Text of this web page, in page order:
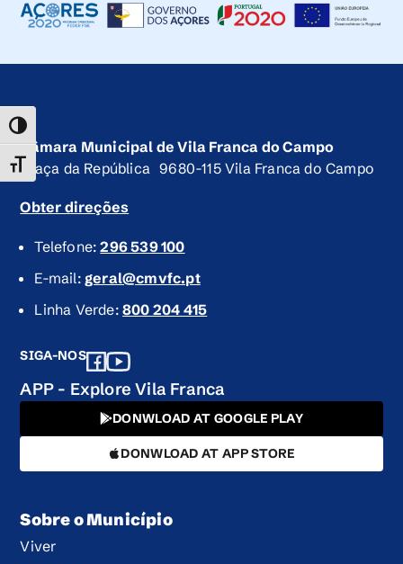
TOGGLE HIGH CONTRAST
TOGGLE FONT SIZE
Câmara Municipal de Vila Franca do Campo
Praça da República 9680-115 Vila Franca do Campo
Obter direções
Telefone:296 539 100
E-mail: geral@cmvfc.pt
Linha Verde:800 204 415
SIGA-NOS
APP - Explore Vila Franca
DONWLOAD AT GOOGLE PLAY
DONWLOAD AT APP STORE
Sobre o Município
Viver